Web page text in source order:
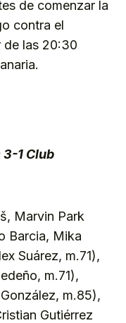
de comenzar la
contra el
de las 20:30
1 Club
Marvin Park
Barcia, Mika
Suárez, m.71),
m.71),
m.85),
Gutiérrez